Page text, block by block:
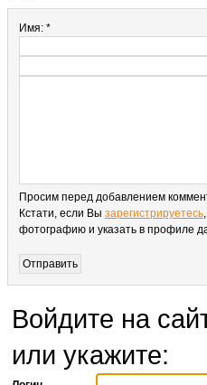
Имя: *
Просим перед добавлением
Кстати, если Вы зарегистрируетесь
фотографию и указать в профиле
Войдите на
или укажите: